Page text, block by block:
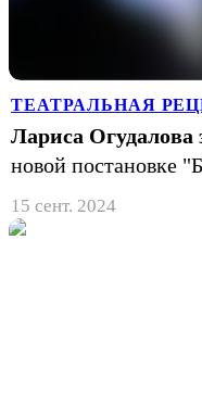
ТЕАТРАЛЬНАЯ
Лариса Огудалова
новой постановке
15 сент. 2024